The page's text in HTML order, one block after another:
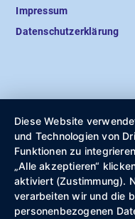
Impressum
Datenschutzerklärung
Diese Website
und Technologien von
Funktionen zu
„Alle akzeptieren“
aktiviert (Zustimmung).
verarbeiten wir und die
personenbezogenen